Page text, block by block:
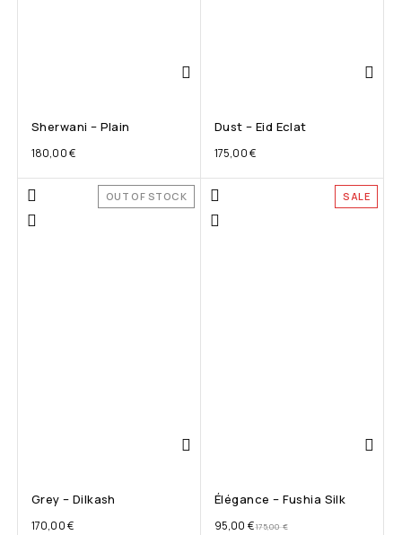
Sherwani – Plain
180,00€
Dust – Eid Eclat
175,00€
OUT OF STOCK
Grey – Dilkash
170,00€
SALE
Élégance – Fushia Silk
175,00€
95,00 €